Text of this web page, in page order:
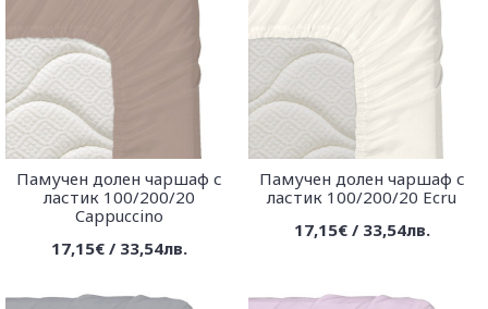
Памучен долен чаршаф с
ластик 100/200/20
Cappuccino
17,15€ / 33,54лв.
Памучен долен чаршаф с
ластик 100/200/20 Ecru
17,15€ / 33,54лв.